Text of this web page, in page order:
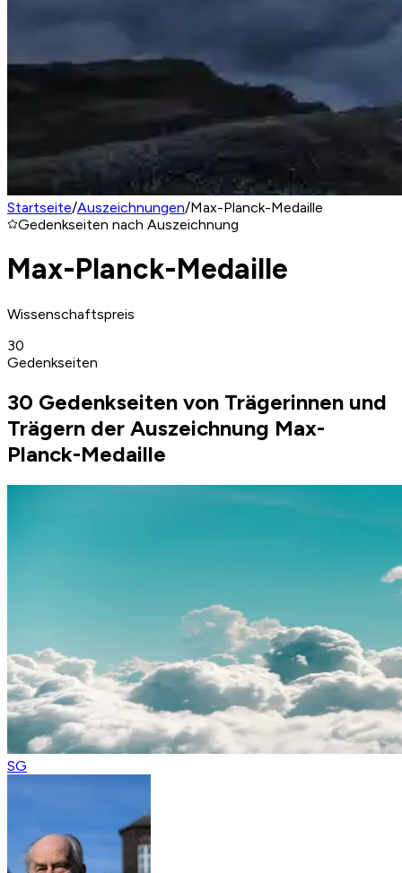
Startseite/Auszeichnungen/Max-Planck-Medaille
Gedenkseiten nach Auszeichnung
Max-Planck-Medaille
Wissenschaftspreis
30
Gedenkseiten
30 Gedenkseiten von Trägerinnen und
Trägern der Auszeichnung Max-
Planck-Medaille
SG